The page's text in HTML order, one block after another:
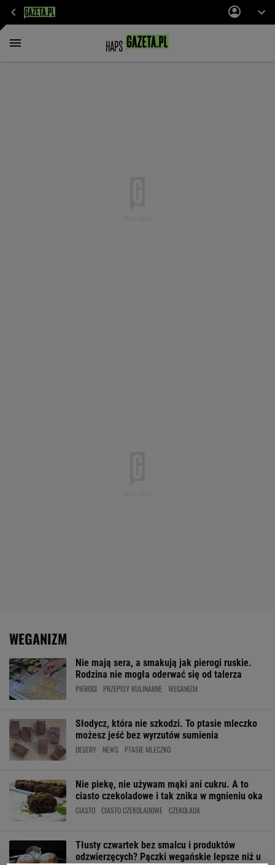
WEGANIZM
Nie mają sera, a smakują jak pierogi ruskie.
Rodzina nie mogła oderwać się od talerza
PIEROGI PRZEPISY KULINARNE WEGANIZM
Słodycz, która nie szkodzi. To ptasie mleczko
możesz jeść bez wyrzutów sumienia
DESERY NEWS PTASIE MLECZKO
Nie piekę, nie używam mąki ani cukru. A to
ciasto czekoladowe i tak znika w mgnieniu oka
CIASTO CIASTO CZEKOLADOWE CZEKOLADA
Tłusty czwartek bez smalcu i produktów
odzwierzęcych? Pączki wegańskie lepsze niż u